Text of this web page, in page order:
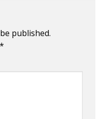
published.
*